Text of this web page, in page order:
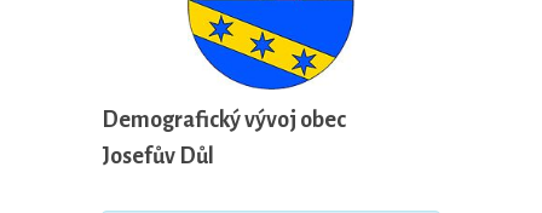
Demografický vývoj obec
Josefův Důl